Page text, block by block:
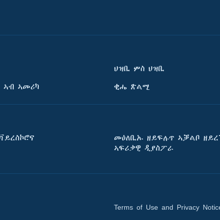
ኣብ ኣመሪካ
ህዝቢ ምስ ህዝቢ
ቂሔ ጽልሚ
መዕለቢኡ ዘይፍሉጥ ኣቓልቦ
ኣፍሪቃዊ ዲያስፖራ
Terms of Use and Privacy